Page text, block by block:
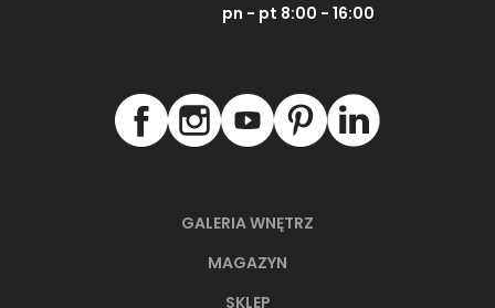
GALERIA WNĘTRZ
MAGAZYN
SKLEP
pn - pt 8:00 - 16:00